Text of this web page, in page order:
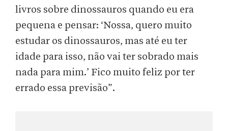
livros sobre dinossauros quando eu era
pequena e pensar: ‘Nossa, quero muito
estudar os dinossauros, mas até eu ter
idade para isso, não vai ter sobrado mais
nada para mim.’ Fico muito feliz por ter
errado essa previsão”.